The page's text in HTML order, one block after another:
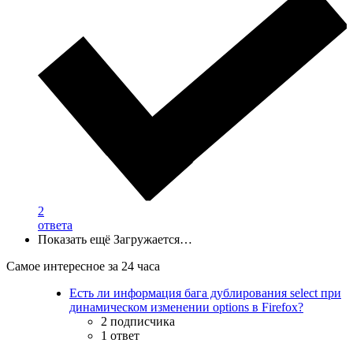
2
ответа
Показать ещё Загружается…
Самое интересное за 24 часа
Есть ли информация бага дублирования select при
динамическом изменении options в Firefox?
2 подписчика
1 ответ